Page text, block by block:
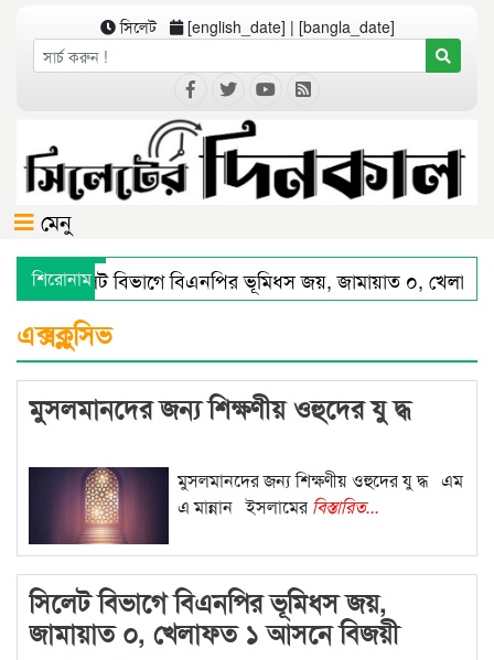
সিলেট [english_date] | [bangla_date]
মেনু
শিরোনাম
সিলেট বিভাগে বিএনপির ভূমিধস জয়, জামায়াত ০, খেলাফত
সিলেটে স্মার্ট পুলিশিংয়ে আইন-শৃঙ্খলায় স্বস্তি : শ’ত দিনে
এক্সক্লুসিভ
মুসলমানদের জন্য শিক্ষণীয় ওহুদের যু দ্ধ
মুসলমানদের জন্য শিক্ষণীয় ওহুদের যু দ্ধ এম
এ মান্নান ইসলামের বিস্তারিত...
সিলেট বিভাগে বিএনপির ভূমিধস জয়,
জামায়াত ০, খেলাফত ১ আসনে বিজয়ী